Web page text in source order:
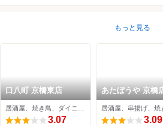
もっと見る
口八町 京橋東店
3.07
あたぼうや 京橋
居酒屋、串揚げ、焼
3.09